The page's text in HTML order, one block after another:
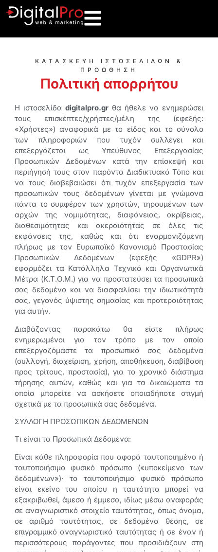
ΚΑΤΑΣΚΕΥΗ ΙΣΤΟΣΕΛΙΔΩΝ &
ΠΡΟΩΘΗΣΗ
Πολιτική απορρήτου
Η ιστοσελίδα digitalpro.gr θα ήθελε να ενημερώσει
τους επισκέπτες/χρήστες/μέλη της (εφεξής:
«Χρήστες») αναφορικά με το είδος και το σύνολο
των πληροφοριών που τυχόν συλλέγει και
επεξεργάζεται ως Υπεύθυνος Επεξεργασίας
Προσωπικών Δεδομένων κατά την επίσκεψή και
περιήγησή τους στον παρόντα Διαδικτυακό Τόπο και
να τους διαβεβαιώσει ότι τυχόν επεξεργασία των
προσωπικών τους δεδομένων γίνεται με γνώμονα
πάντα το συμφέρον των χρηστών, τηρουμένων των
αρχών της νομιμότητας, διαφάνειας, ακρίβειας,
διαθεσιμότητας και ακεραιότητας σε όλες τις
εκφάνσεις της, καθώς και ότι εναρμονιζόμενη
πλήρως με τον Ευρωπαϊκό Κανονισμό Προστασίας
Προσωπικών Δεδομένων (εφεξής «GDPR»)
εφαρμόζει τα Κατάλληλα Τεχνικά και Οργανωτικά
Μέτρα (Κ.Τ.Ο.Μ.) για να προστατεύσει τα προσωπικά
σας δεδομένα και να διασφαλίσει την ιδιωτικότητά
σας, γεγονός ύψιστης σημασίας και προτεραιότητας
για αυτήν.
Διαβάζοντας παρακάτω θα είστε πλήρως
ενημερωμένοι για τον τρόπο με τον οποίο
επεξεργαζόμαστε τα προσωπικά σας δεδομένα
(συλλογή, διαχείριση, χρήση, αποθήκευση, διαβίβαση
προς τρίτους, προστασία), για το χρονικό διάστημα
τήρησης αυτών, καθώς και για τα δικαιώματα τα
οποία μπορείτε να ασκήσετε οποιαδήποτε στιγμή
σχετικά με τα προσωπικά σας δεδομένα.
ΣΥΛΛΟΓΗ ΠΡΟΣΩΠΙΚΩΝ ΔΕΔΟΜΕΝΩΝ
Τι είναι τα Προσωπικά Δεδομένα:
Είναι κάθε πληροφορία που αφορά ταυτοποιημένο ή
ταυτοποιήσιμο φυσικό πρόσωπο («υποκείμενο των
δεδομένων»)· το ταυτοποιήσιμο φυσικό πρόσωπο
είναι εκείνο του οποίου η ταυτότητα μπορεί να
εξακριβωθεί, άμεσα ή έμμεσα, ιδίως μέσω αναφοράς
σε αναγνωριστικό στοιχείο ταυτότητας, όπως όνομα,
σε αριθμό ταυτότητας, σε δεδομένα θέσης, σε
επιγραμμικό αναγνωριστικό ταυτότητας ή σε έναν ή
περισσότερους παράγοντες που προσιδιάζουν στη